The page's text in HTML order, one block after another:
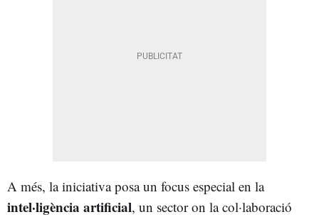
A més, la iniciativa posa un focus especial en la
intel·ligència artificial, un sector on la col·laboració